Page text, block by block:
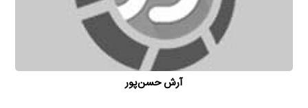
آرش حسن‌پور